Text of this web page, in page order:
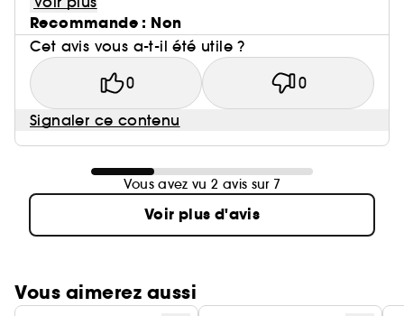
Recommande : Non
Cet avis vous a-t-il été utile ?
0 0
Signaler ce contenu
Vous avez vu 2 avis sur 7
Voir plus d'avis
Vous aimerez aussi